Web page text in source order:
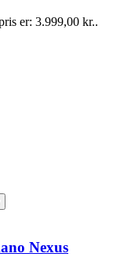
er: 3.999,00 kr..
Nexus